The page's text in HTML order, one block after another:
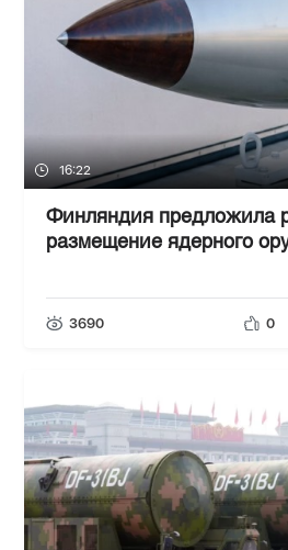
16:22
Финляндия предложила
размещение ядерного
3690 0